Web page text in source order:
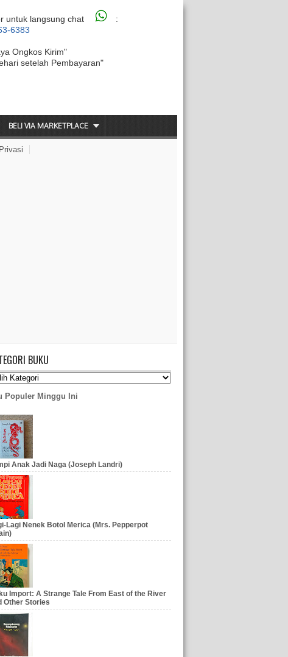
untuk langsung chat
:
6383
Ongkos Kirim"
setelah Pembayaran"
BELI VIA MARKETPLACE
BUKU
Populer Minggu Ini
Anak Jadi Naga (Joseph Landri)
Lagi Nenek Botol Merica (Mrs. Pepperpot
Import: A Strange Tale From East of the River
Other Stories